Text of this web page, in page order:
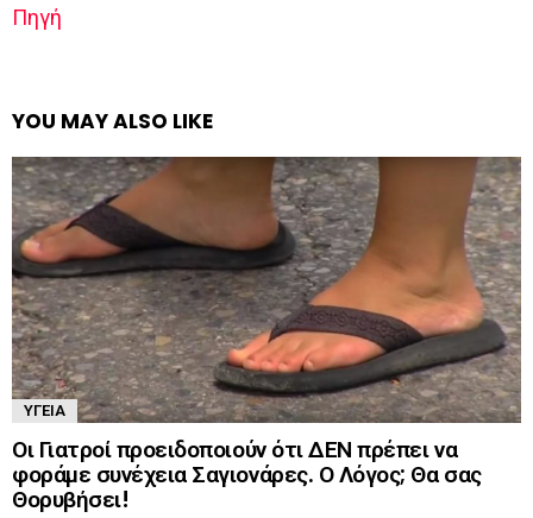
Πηγή
YOU MAY ALSO LIKE
ΥΓΕΊΑ
Οι Γιατροί προειδοποιούν ότι ΔΕΝ πρέπει να
φοράμε συνέχεια Σαγιονάρες. Ο Λόγος; Θα σας
Θορυβήσει!